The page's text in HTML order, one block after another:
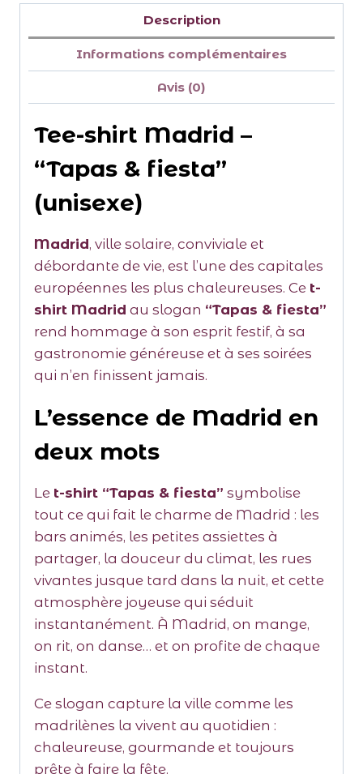
Description
Informations complémentaires
Avis (0)
Tee-shirt Madrid –
“Tapas & fiesta”
(unisexe)
Madrid, ville solaire, conviviale et
débordante de vie, est l’une des capitales
européennes les plus chaleureuses. Ce t-
shirt Madrid au slogan “Tapas & fiesta”
rend hommage à son esprit festif, à sa
gastronomie généreuse et à ses soirées
qui n’en finissent jamais.
L’essence de Madrid en
deux mots
Le t-shirt “Tapas & fiesta” symbolise
tout ce qui fait le charme de Madrid : les
bars animés, les petites assiettes à
partager, la douceur du climat, les rues
vivantes jusque tard dans la nuit, et cette
atmosphère joyeuse qui séduit
instantanément. À Madrid, on mange,
on rit, on danse… et on profite de chaque
instant.
Ce slogan capture la ville comme les
madrilènes la vivent au quotidien :
chaleureuse, gourmande et toujours
prête à faire la fête.